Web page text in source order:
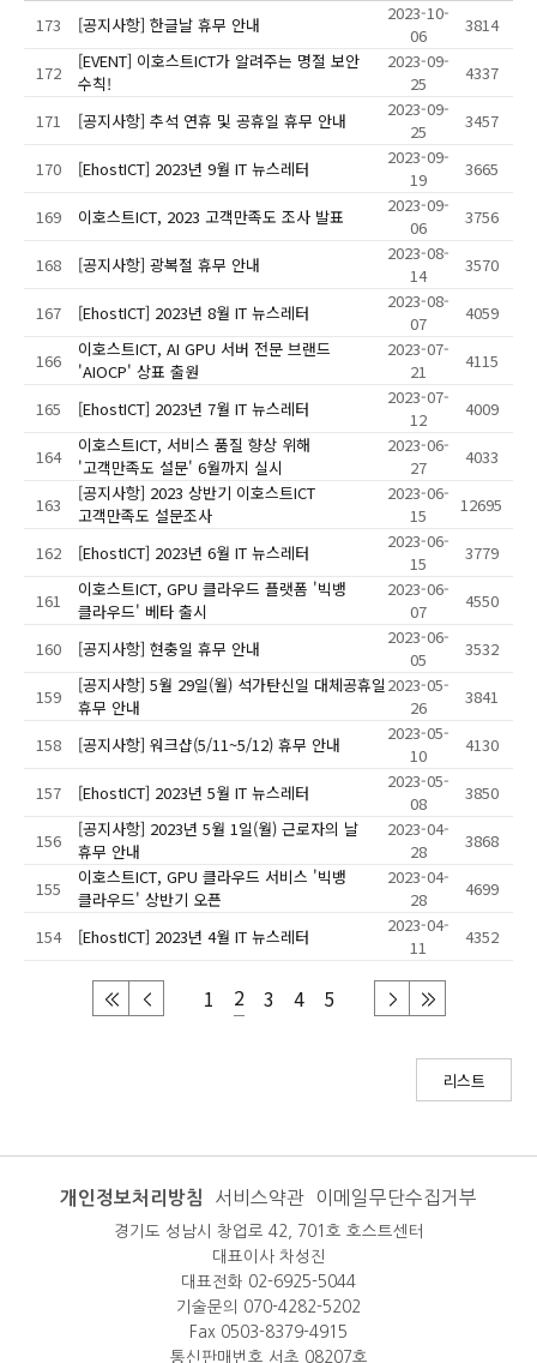
173 [공지사항] 한글날 휴무 안내
2023-10-
06
3814
172
[EVENT] 이호스트ICT가 알려주는 명절 보안
수칙!
2023-09-
25
4337
171 [공지사항] 추석 연휴 및 공휴일 휴무 안내
2023-09-
25
3457
170 [EhostICT] 2023년 9월 IT 뉴스레터
2023-09-
19
3665
169 이호스트ICT, 2023 고객만족도 조사 발표
2023-09-
06
3756
168 [공지사항] 광복절 휴무 안내
2023-08-
14
3570
167 [EhostICT] 2023년 8월 IT 뉴스레터
2023-08-
07
4059
166
이호스트ICT, AI GPU 서버 전문 브랜드
'AIOCP' 상표 출원
2023-07-
21
4115
165 [EhostICT] 2023년 7월 IT 뉴스레터
2023-07-
12
4009
164
이호스트ICT, 서비스 품질 향상 위해
'고객만족도 설문' 6월까지 실시
2023-06-
27
4033
163
[공지사항] 2023 상반기 이호스트ICT
고객만족도 설문조사
2023-06-
15
12695
162 [EhostICT] 2023년 6월 IT 뉴스레터
2023-06-
15
3779
161
이호스트ICT, GPU 클라우드 플랫폼 '빅뱅
클라우드' 베타 출시
2023-06-
07
4550
160 [공지사항] 현충일 휴무 안내
2023-06-
05
3532
159
[공지사항] 5월 29일(월) 석가탄신일 대체공휴일
휴무 안내
2023-05-
26
3841
158 [공지사항] 워크샵(5/11~5/12) 휴무 안내
2023-05-
10
4130
157 [EhostICT] 2023년 5월 IT 뉴스레터
2023-05-
08
3850
156
[공지사항] 2023년 5월 1일(월) 근로자의 날
휴무 안내
2023-04-
28
3868
155
이호스트ICT, GPU 클라우드 서비스 '빅뱅
클라우드' 상반기 오픈
2023-04-
28
4699
154 [EhostICT] 2023년 4월 IT 뉴스레터
2023-04-
11
4352
1 2 3 4 5
리스트
개인정보처리방침 서비스약관 이메일무단수집거부
경기도 성남시 창업로 42, 701호 호스트센터
대표이사 차성진
대표전화 02-6925-5044
기술문의 070-4282-5202
Fax 0503-8379-4915
통신판매번호 서초 08207호